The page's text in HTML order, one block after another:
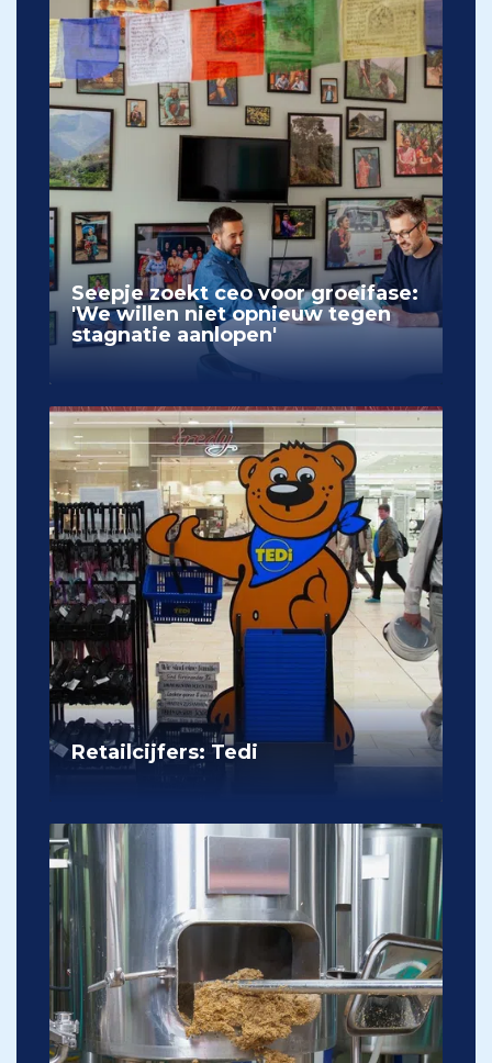
Seepje zoekt ceo voor groeifase:
'We willen niet opnieuw tegen
stagnatie aanlopen'
Retailcijfers: Tedi